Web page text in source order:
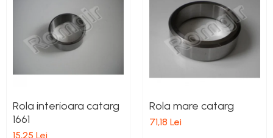
Rola interioara catarg
1661
15,25 Lei
Rola mare catarg
71,18 Lei